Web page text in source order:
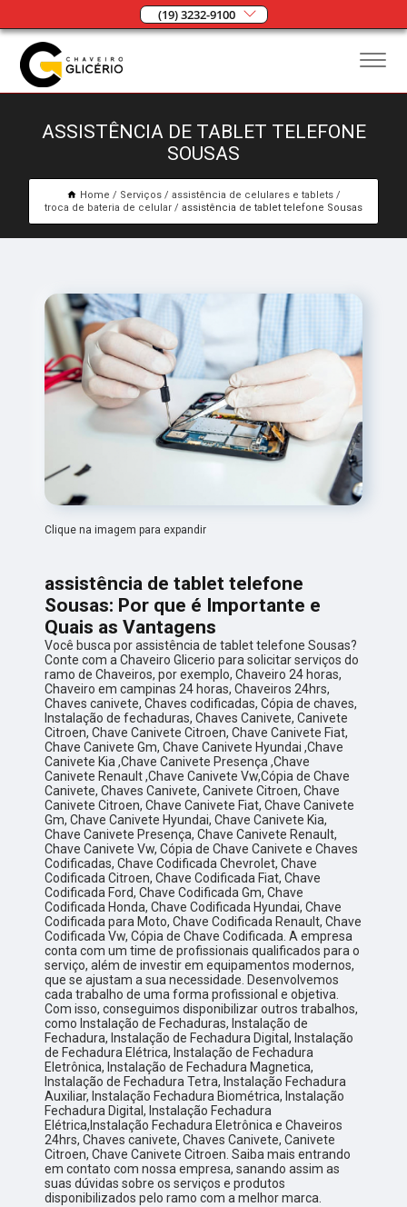
(19) 3232-9100
ASSISTÊNCIA DE TABLET TELEFONE
SOUSAS
Home Serviços
assistência de celulares e tablets
troca de bateria de celular
assistência de tablet telefone Sousas
Clique na imagem para expandir
assistência de tablet telefone
Sousas: Por que é Importante e
Quais as Vantagens
Você busca por assistência de tablet telefone Sousas?
Conte com a Chaveiro Glicerio para solicitar serviços do
ramo de Chaveiros, por exemplo, Chaveiro 24 horas,
Chaveiro em campinas 24 horas, Chaveiros 24hrs,
Chaves canivete, Chaves codificadas, Cópia de chaves,
Instalação de fechaduras, Chaves Canivete, Canivete
Citroen, Chave Canivete Citroen, Chave Canivete Fiat,
Chave Canivete Gm, Chave Canivete Hyundai ,Chave
Canivete Kia ,Chave Canivete Presença ,Chave
Canivete Renault ,Chave Canivete Vw,Cópia de Chave
Canivete, Chaves Canivete, Canivete Citroen, Chave
Canivete Citroen, Chave Canivete Fiat, Chave Canivete
Gm, Chave Canivete Hyundai, Chave Canivete Kia,
Chave Canivete Presença, Chave Canivete Renault,
Chave Canivete Vw, Cópia de Chave Canivete e Chaves
Codificadas, Chave Codificada Chevrolet, Chave
Codificada Citroen, Chave Codificada Fiat, Chave
Codificada Ford, Chave Codificada Gm, Chave
Codificada Honda, Chave Codificada Hyundai, Chave
Codificada para Moto, Chave Codificada Renault, Chave
Codificada Vw, Cópia de Chave Codificada. A empresa
conta com um time de profissionais qualificados para o
serviço, além de investir em equipamentos modernos,
que se ajustam a sua necessidade. Desenvolvemos
cada trabalho de uma forma profissional e objetiva.
Com isso, conseguimos disponibilizar outros trabalhos,
como Instalação de Fechaduras, Instalação de
Fechadura, Instalação de Fechadura Digital, Instalação
de Fechadura Elétrica, Instalação de Fechadura
Eletrônica, Instalação de Fechadura Magnetica,
Instalação de Fechadura Tetra, Instalação Fechadura
Auxiliar, Instalação Fechadura Biométrica, Instalação
Fechadura Digital, Instalação Fechadura
Elétrica,Instalação Fechadura Eletrônica e Chaveiros
24hrs, Chaves canivete, Chaves Canivete, Canivete
Citroen, Chave Canivete Citroen. Saiba mais entrando
em contato com nossa empresa, sanando assim as
suas dúvidas sobre os serviços e produtos
disponibilizados pelo ramo com a melhor marca.